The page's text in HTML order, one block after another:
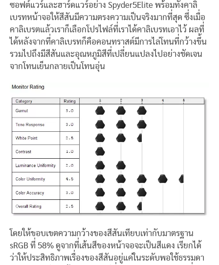
ซอฟต์แวร์และฮาร์ดแวร์อย่าง Spyder5Elite พร้อมทั้งคาลิ
เบรทหน้าจอให้สีสันมีความตรงความเป็นจริงมากที่สุด ซึ่งเมื่อ
คาลิเบรตแล้วเราก็เลือกโปรไฟล์ที่เราได้คาลิเบรทเอาไว้ ผลที่
ได้หลังจากที่คาลิเบรทก็คือคอนทราสต์มีการไล่โทนที่กว้างขึ้น
รวมไปถึงมีสีสันและอุณหภูมิสีที่เปลี่ยนแปลงไปอย่างชัดเจน
จากโทนเย็นกลายเป็นโทนอุ่น
โดยให้ขอบเขตความกว้างของสีสันเทียบเท่ากับมาตรฐาน
sRGB ที่ 58% ดูจากที่เส้นสีของหน้าจอจะเป็นสีแดง เรียกได้
ว่าให้ประสิทธิภาพเรื่องของสีสันอยู่แค่ในระดับพอใช้ธรรมดา